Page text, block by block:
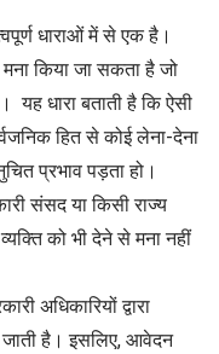
धाराओं में से एक है।
किया जा सकता है जो
यह धारा बताती है कि ऐसी
हित से कोई लेना-देना
प्रभाव पड़ता हो।
संसद या किसी राज्य
को भी देने से मना नहीं
अधिकारियों द्वारा
है। इसलिए, आवेदन